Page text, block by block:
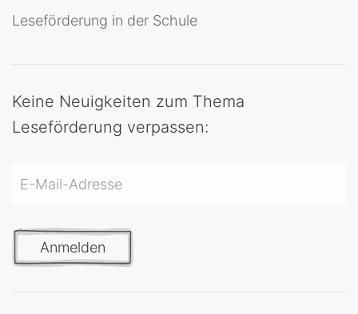
Leseförderung in der Schule
Keine Neuigkeiten zum Thema
Leseförderung verpassen:
Anmelden